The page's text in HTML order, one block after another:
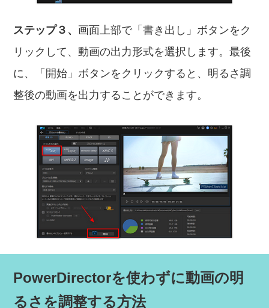
ステップ３、 画面上部で「書き出し」ボタンをク
リックして、動画の出力形式を選択します。最後
に、「開始」ボタンをクリックすると、明るさ調
整後の動画を出力することができます。
PowerDirectorを使わずに動画の明
るさを調整する方法